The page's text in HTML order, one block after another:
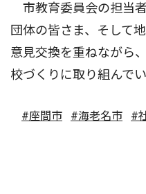
市教育委員会の担当
団体の皆さま、そして
意見交換を重ねながら
校づくりに取り組んでい
#座間市 #海老名市 #